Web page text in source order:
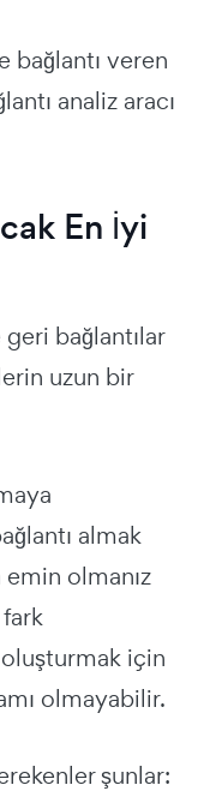
bağlantı veren
analiz aracı
En İyi
bağlantılar
uzun bir
almak
olmanız
için
olmayabilir.
şunlar: